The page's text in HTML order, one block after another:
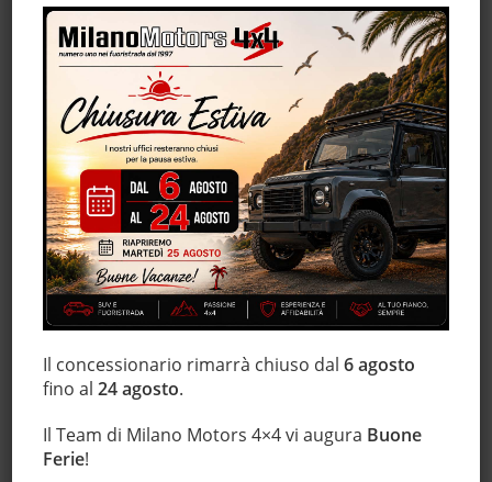
Interni in pelle
Isofix
Lettore CD
Leve al volante
Luci diurne
Monitoraggio pressione pneumatici
MP3
Regolazione elettrica sedili
Sensore di luce
Sensore di pioggia
Servosterzo
Sistema di navigazione
Sistema di visione notturna
Sospensioni pneumatiche
Il concessionario rimarrà chiuso dal6 agosto
fino al24 agosto.
Il Team di Milano Motors 4×4 vi augura Buone
Ferie!